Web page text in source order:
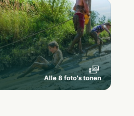
Alle 8 foto's tonen